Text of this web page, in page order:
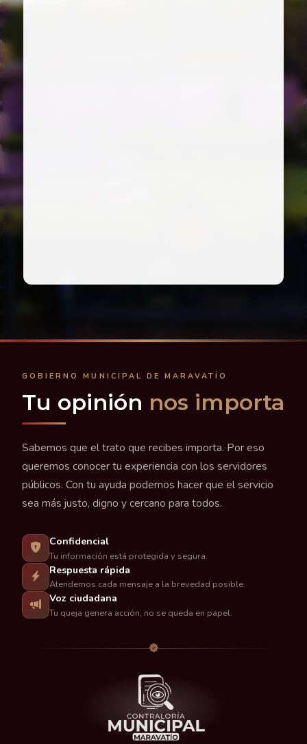
GOBIERNO MUNICIPAL DE MARAVATÍO
Tu opinión nos importa
Sabemos que el trato que recibes importa. Por eso
queremos conocer tu experiencia con los servidores
públicos. Con tu ayuda podemos hacer que el servicio
sea más justo, digno y cercano para todos.
Confidencial
Tu información está protegida y segura.
Respuesta rápida
Atendemos cada mensaje a la brevedad posible.
Voz ciudadana
Tu queja genera acción, no se queda en papel.